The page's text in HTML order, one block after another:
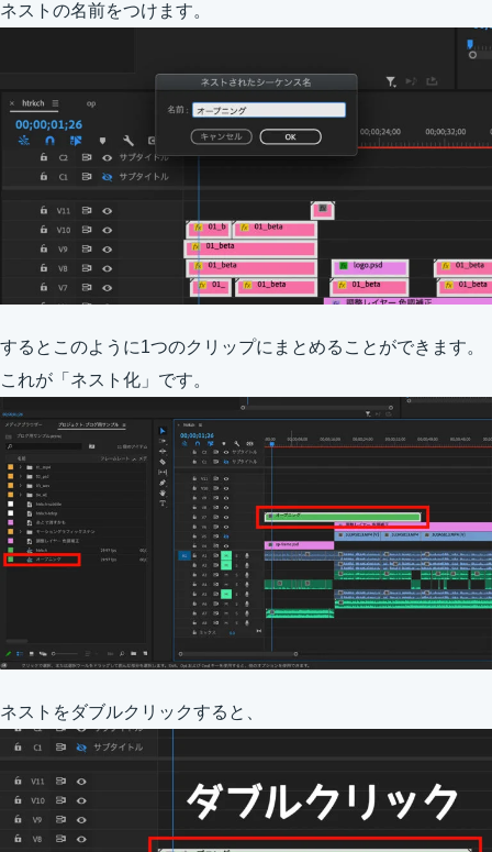
ネストの名前をつけます。
するとこのように1つのクリップにまとめることができます。
これが「ネスト化」です。
ネストをダブルクリックすると、